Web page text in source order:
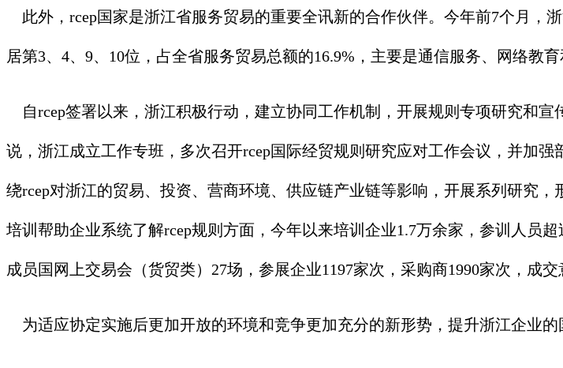
此外，rcep国家是浙江省服务贸易的重要全讯新的合作伙伴。今年前7个月，
居第3、4、9、10位，占全省服务贸易总额的16.9%，主要是通信服务、网络教育
自rcep签署以来，浙江积极行动，建立协同工作机制，开展规则专项研究和
说，浙江成立工作专班，多次召开rcep国际经贸规则研究应对工作会议，并加
绕rcep对浙江的贸易、投资、营商环境、供应链产业链等影响，开展系列研究
培训帮助企业系统了解rcep规则方面，今年以来培训企业1.7万余家，参训人员
成员国网上交易会（货贸类）27场，参展企业1197家次，采购商1990家次，成
为适应协定实施后更加开放的环境和竞争更加充分的新形势，提升浙江企业的